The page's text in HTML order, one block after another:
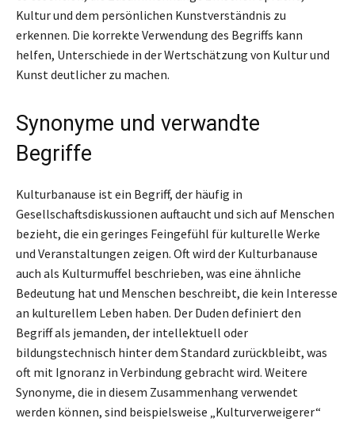
Kultur und dem persönlichen Kunstverständnis zu
erkennen. Die korrekte Verwendung des Begriffs kann
helfen, Unterschiede in der Wertschätzung von Kultur und
Kunst deutlicher zu machen.
Synonyme und verwandte
Begriffe
Kulturbanause ist ein Begriff, der häufig in
Gesellschaftsdiskussionen auftaucht und sich auf Menschen
bezieht, die ein geringes Feingefühl für kulturelle Werke
und Veranstaltungen zeigen. Oft wird der Kulturbanause
auch als Kulturmuffel beschrieben, was eine ähnliche
Bedeutung hat und Menschen beschreibt, die kein Interesse
an kulturellem Leben haben. Der Duden definiert den
Begriff als jemanden, der intellektuell oder
bildungstechnisch hinter dem Standard zurückbleibt, was
oft mit Ignoranz in Verbindung gebracht wird. Weitere
Synonyme, die in diesem Zusammenhang verwendet
werden können, sind beispielsweise „Kulturverweigerer“